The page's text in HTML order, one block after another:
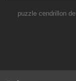
puzzle cendrillon